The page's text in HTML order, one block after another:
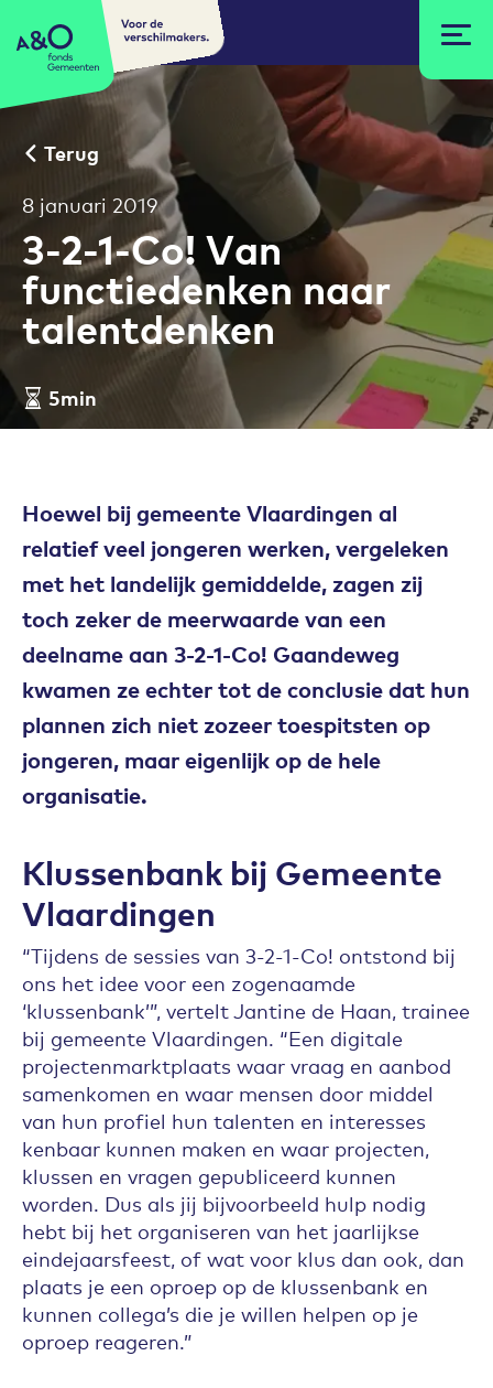
A&O fonds Gemeenten
Voor de
verschilmakers.
Terug
8 januari 2019
3-2-1-Co! Van
functiedenken naar
talentdenken
Leestijd artikel
5min
Hoewel bij gemeente Vlaardingen al
relatief veel jongeren werken, vergeleken
met het landelijk gemiddelde, zagen zij
toch zeker de meerwaarde van een
deelname aan 3-2-1-Co! Gaandeweg
kwamen ze echter tot de conclusie dat hun
plannen zich niet zozeer toespitsten op
jongeren, maar eigenlijk op de hele
organisatie.
Klussenbank bij Gemeente
Vlaardingen
“Tijdens de sessies van 3-2-1-Co! ontstond bij
ons het idee voor een zogenaamde
‘klussenbank’”, vertelt Jantine de Haan, trainee
bij gemeente Vlaardingen. “Een digitale
projectenmarktplaats waar vraag en aanbod
samenkomen en waar mensen door middel
van hun profiel hun talenten en interesses
kenbaar kunnen maken en waar projecten,
klussen en vragen gepubliceerd kunnen
worden. Dus als jij bijvoorbeeld hulp nodig
hebt bij het organiseren van het jaarlijkse
eindejaarsfeest, of wat voor klus dan ook, dan
plaats je een oproep op de klussenbank en
kunnen collega’s die je willen helpen op je
oproep reageren.”